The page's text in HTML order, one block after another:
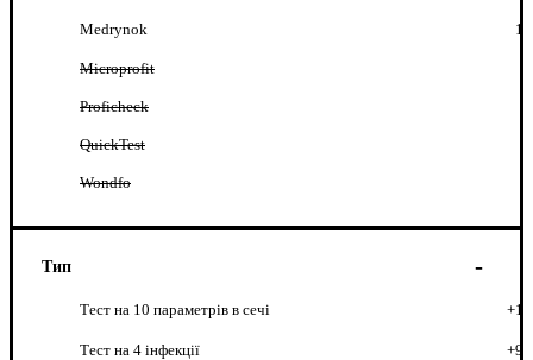
Medrynok 1
Microprofit
Proficheck
QuickTest
Wondfo
Тип
Тест на 10 параметрів в сечі +1
Тест на 4 інфекції +9